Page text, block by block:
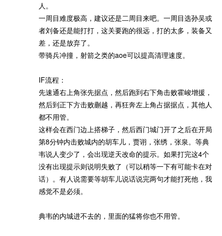
人。
一周目难度极高，建议还是二周目来吧。一周目选孙吴或
者刘备还是能打打，这关要跑的很远，打的太多，装备又
差，还是放弃了。
带骑兵冲撞，射箭之类的aoe可以提高清理速度。
IF流程：
先速通右上角张先据点，然后跑到右下角击败霍峻增援，
然后到正下方击败蒯越，再狂奔左上角占据据点，其他人
都不用管。
这样会在西门边上搭梯子，然后西门城门开了之后在开局
第8分钟内击败城内的胡车儿，贾诩，张绣，张泉。等典
韦说人变少了，会出现逆天改命的提示。如果打完这4个
没有出现提示则说明失败了（可以稍等一下有可能卡在对
话）。有人说需要等胡车儿说话说完两句才能打死他，我
感觉不是必须。
典韦的内城进不去的，里面的猛将你也不用管。